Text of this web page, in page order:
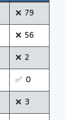
❌ 79
❌ 56
❌ 2
✅ 0
❌ 3